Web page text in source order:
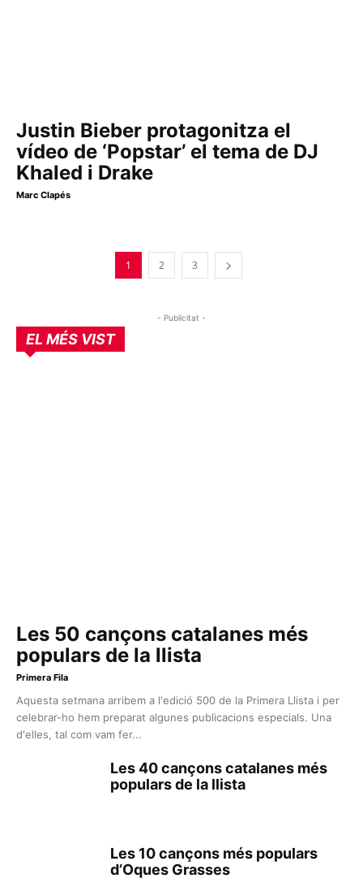
Justin Bieber protagonitza el
vídeo de ‘Popstar’ el tema de DJ
Khaled i Drake
Marc Clapés
1 2 3
- Publicitat -
EL MÉS VIST
Les 50 cançons catalanes més
populars de la llista
Primera Fila
Aquesta setmana arribem a l'edició 500 de la Primera Llista i per
celebrar-ho hem preparat algunes publicacions especials. Una
d'elles, tal com vam fer...
Les 40 cançons catalanes més
populars de la llista
Les 10 cançons més populars
d’Oques Grasses